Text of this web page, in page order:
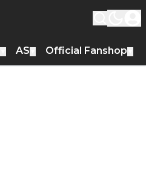
AS Official Fanshop